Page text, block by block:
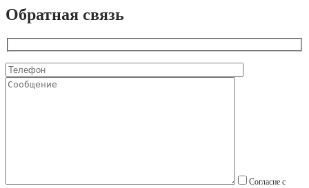
Обратная связь
Согласие с